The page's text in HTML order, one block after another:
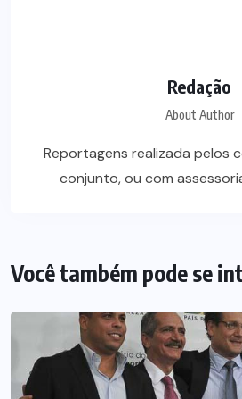
Redação
About Author
Reportagens realizada pelos
conjunto, ou com
Você também pode se